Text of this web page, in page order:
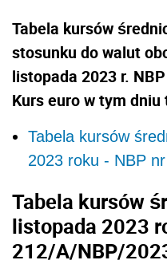
Tabela kursów
stosunku do walut
listopada 2023 r.
Kurs euro w tym dniu
Tabela kursów
2023 roku - NBP
Tabela kursów
listopada 2023
212/A/NBP/